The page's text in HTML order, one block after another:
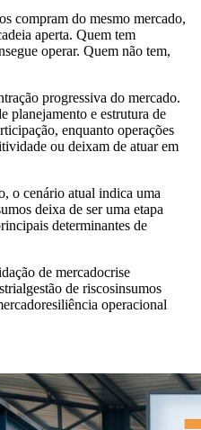
compram do mesmo mercado,
aperta. Quem tem
operar. Quem não tem,
progressiva do mercado.
planejamento e estrutura de
enquanto operações
ou deixam de atuar em
o cenário atual indica uma
deixa de ser uma etapa
determinantes de
de mercadocrise
gestão de riscosinsumos
resiliência operacional